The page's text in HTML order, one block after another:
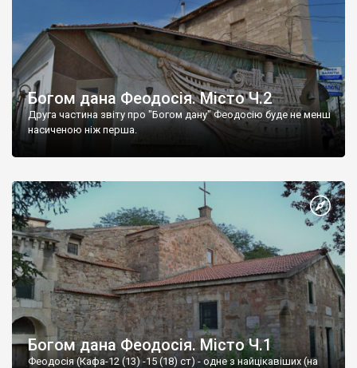
Богом дана Феодосія. Місто Ч.2
Друга частина звіту про "Богом дану" Феодосію буде не менш
насиченою ніж перша.
Богом дана Феодосія. Місто Ч.1
Феодосія (Кафа-12 (13) -15 (18) ст) - одне з найцікавіших (на